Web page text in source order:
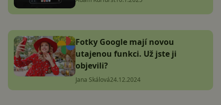
Fotky Google mají novou
utajenou funkci. Už jste ji
objevili?
Jana Skálová24.12.2024